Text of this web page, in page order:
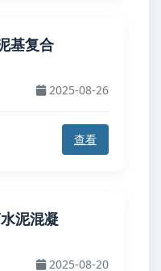
基复合
2025-08-26
查看
泥混凝
2025-08-20